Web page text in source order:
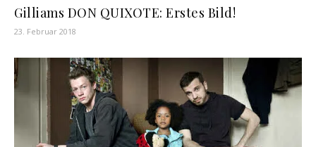
Gilliams DON QUIXOTE: Erstes Bild!
23. Februar 2018